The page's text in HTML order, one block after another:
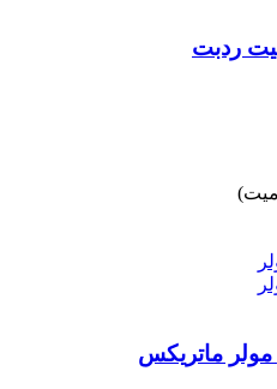
ردبت
ماتریکس